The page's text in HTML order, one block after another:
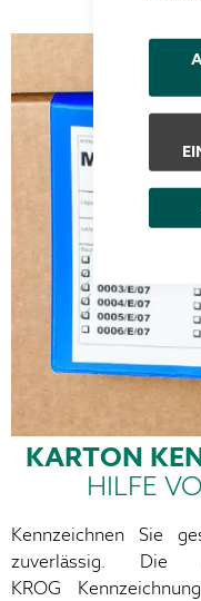
KARTON
HILFE
Kennzeichnen Sie
zuverlässig. Die
KROG